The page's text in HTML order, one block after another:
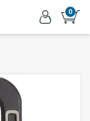
0